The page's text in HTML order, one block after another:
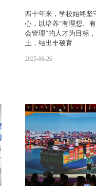
四十年来，学校始终坚
心，以培养“有理想、
会管理”的人才为目标
土，结出丰硕育..
2025-06-26